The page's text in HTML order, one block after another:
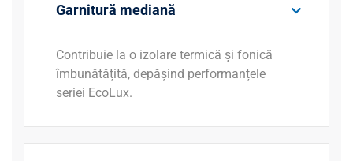
Garnitură mediană
Contribuie la o izolare termică și fonică
îmbunătățită, depășind performanțele
seriei EcoLux.